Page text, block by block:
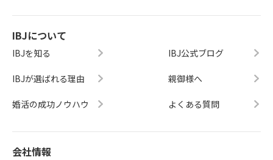
IBJについて
IBJを知る
IBJが選ばれる理由
婚活の成功ノウハウ
IBJ公式ブログ
親御様へ
よくある質問
会社情報